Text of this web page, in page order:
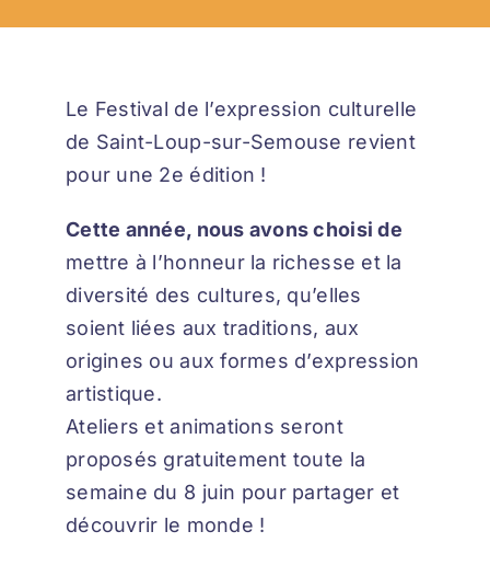
Le Festival de l’expression culturelle
de Saint-Loup-sur-Semouse revient
pour une 2e édition !
Cette année, nous avons choisi de
mettre à l’honneur la richesse et la
diversité des cultures, qu’elles
soient liées aux traditions, aux
origines ou aux formes d’expression
artistique.
Ateliers et animations seront
proposés gratuitement toute la
semaine du 8 juin pour partager et
découvrir le monde !